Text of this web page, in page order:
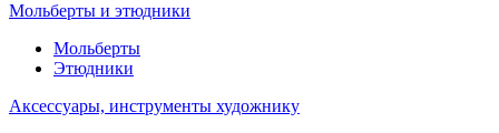
Мольберты и этюдники
Мольберты
Этюдники
Аксессуары, инструменты художнику